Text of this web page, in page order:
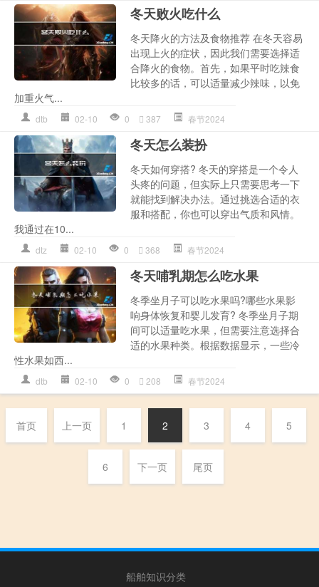
冬天败火吃什么
冬天降火的方法及食物推荐 在冬天容易
出现上火的症状，因此我们需要选择适
合降火的食物。首先，如果平时吃辣食
比较多的话，可以适量减少辣味，以免
加重火气...
dtb 02-10 0 387 春节2024
冬天怎么装扮
冬天如何穿搭? 冬天的穿搭是一个令人
头疼的问题，但实际上只需要思考一下
就能找到解决办法。通过挑选合适的衣
服和搭配，你也可以穿出气质和风情。
我通过在10...
dtz 02-10 0 368 春节2024
冬天哺乳期怎么吃水果
冬季坐月子可以吃水果吗?哪些水果影
响身体恢复和婴儿发育? 冬季坐月子期
间可以适量吃水果，但需要注意选择合
适的水果种类。根据数据显示，一些冷
性水果如西...
dtb 02-10 0 208 春节2024
首页 上一页 1 2 3 4 5
6 下一页 尾页
船舶知识分类